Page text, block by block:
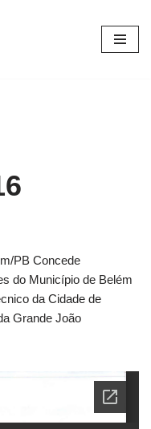
PB Concede
do Município de Belém
da Cidade de
Grande João